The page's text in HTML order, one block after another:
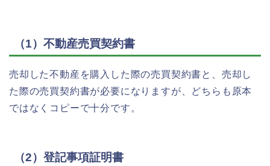
（1）不動産売買契約書
売却した不動産を購入した際の売買契約書と、売却し
た際の売買契約書が必要になりますが、どちらも原本
ではなくコピーで十分です。
（2）登記事項証明書